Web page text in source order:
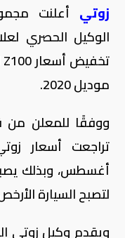
زوتي
الوكيل الحصري
موديل 2020.
ووفقًا للمعلن من
لتصبح السيارة